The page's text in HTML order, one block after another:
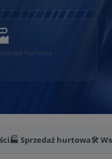
hurtowa
🏭 Sprzedaż hurtowa🛠️